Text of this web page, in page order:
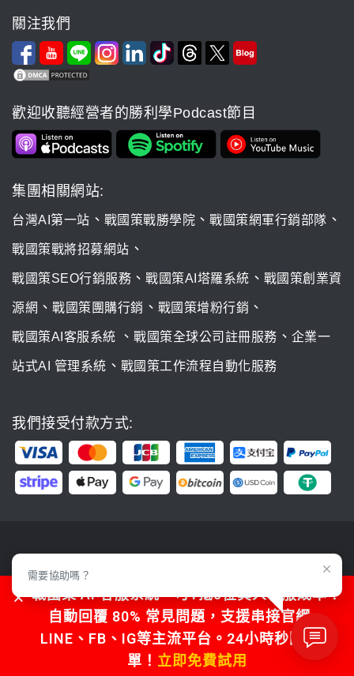
關注我們
歡迎收聽經營者的勝利學Podcast節目
集團相關網站:
台灣AI第一站 、 戰國策戰勝學院 、 戰國策網軍行銷部隊 、
戰國策戰將招募網站 、
戰國策SEO行銷服務 、 戰國策AI塔羅系統 、 戰國策創業資
源網 、 戰國策團購行銷 、 戰國策增粉行銷 、
戰國策AI客服系統 、 戰國策全球公司註冊服務 、 企業一
站式AI 管理系統 、 戰國策工作流程自動化服務
我們接受付款方式:
集團簡介
公司簡介
編年紀事
戰國策 AI 客服系統，可1抵5位真人客服成本！
自動回覆 80% 常見問題，支援串接官網、
LINE、FB、IG等主流平台。24小時秒回不漏
單！ 立即免費試用
需要協助嗎？